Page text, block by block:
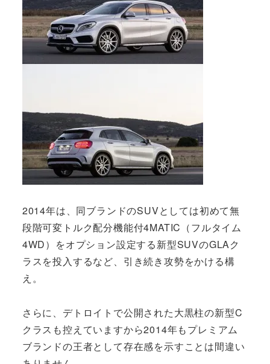
2014年は、同ブランドのSUVとしては初めて無
段階可変トルク配分機能付4MATIC（フルタイム
4WD）をオプション設定する新型SUVのGLAク
ラスを投入するなど、引き続き攻勢をかける構
え。
さらに、デトロイトで公開された大黒柱の新型C
クラスも控えていますから2014年もプレミアム
ブランドの王者として存在感を示すことは間違い